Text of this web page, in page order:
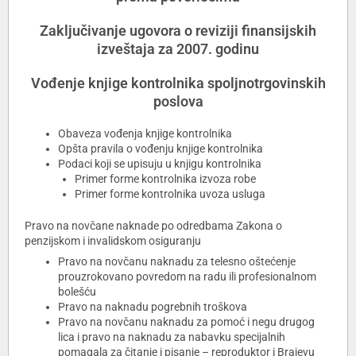
Zaključivanje ugovora o reviziji finansijskih
izveštaja za 2007. godinu
Vođenje knjige kontrolnika spoljnotrgovinskih
poslova
Obaveza vođenja knjige kontrolnika
Opšta pravila o vođenju knjige kontrolnika
Podaci koji se upisuju u knjigu kontrolnika
Primer forme kontrolnika izvoza robe
Primer forme kontrolnika uvoza usluga
Pravo na novčane naknade po odredbama Zakona o
penzijskom i invalidskom osiguranju
Pravo na novčanu naknadu za telesno oštećenje
prouzrokovano povredom na radu ili profesionalnom
bolešću
Pravo na naknadu pogrebnih troškova
Pravo na novčanu naknadu za pomoć i negu drugog
lica i pravo na naknadu za nabavku specijalnih
pomagala za čitanje i pisanje – reproduktor i Brajevu